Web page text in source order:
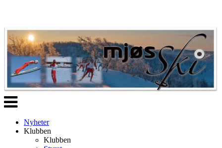
Veksle
navigasjon
Nyheter
Klubben
Klubben